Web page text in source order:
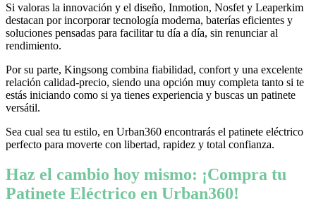
Si valoras la innovación y el diseño, Inmotion, Nosfet y Leaperkim
destacan por incorporar tecnología moderna, baterías eficientes y
soluciones pensadas para facilitar tu día a día, sin renunciar al
rendimiento.
Por su parte, Kingsong combina fiabilidad, confort y una excelente
relación calidad-precio, siendo una opción muy completa tanto si te
estás iniciando como si ya tienes experiencia y buscas un patinete
versátil.
Sea cual sea tu estilo, en Urban360 encontrarás el patinete eléctrico
perfecto para moverte con libertad, rapidez y total confianza.
Haz el cambio hoy mismo: ¡Compra tu
Patinete Eléctrico en Urban360!